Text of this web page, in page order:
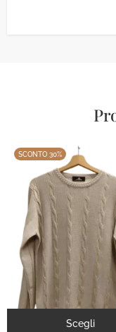
SCONTO 30%
Scegli